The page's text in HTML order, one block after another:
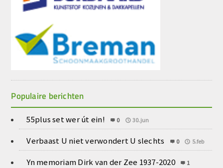
Populaire berichten
55plus set wer út ein! 0 30.jun
Verbaast U niet verwondert U slechts 0 5.feb
Yn memoriam Dirk van der Zee 1937-2020
1